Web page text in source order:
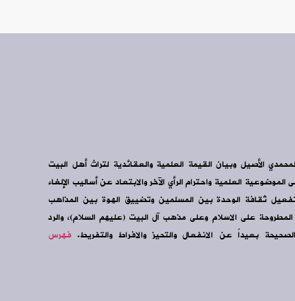
الأصيل وبيان القيمة العلمية والعقائدية لتراث أهل البيت
العلمية واحترام الرأي الآخر والابتعاد عن أساليب الإلغاء
ثقافة الوحدة بين المسلمين وتضييق الهوة بين المذاهب
المطروحة على الاسلام وعلى مذهب آل البيت (عليهم السلام)، والرد
بعيداً عن الانفعال والتحيز والافراط والتفريط. فهرس